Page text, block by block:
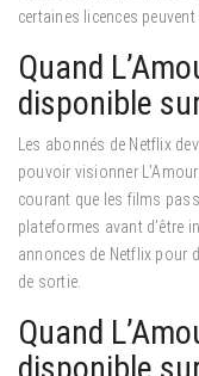
certaines licences
Quand
disponible
Les abonnés de Netflix
pouvoir visionner
courant que les films
plateformes avant d’être
annonces de Netflix pour
de sortie.
Quand